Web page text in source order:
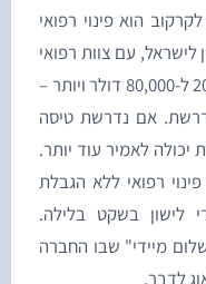
פינוי רפואי
עם צוות רפואי
מלא, ציוד ותנאי טיפול, עולה בין 20,000 ל-80,000 דולר ויותר –
אם נדרשת טיסה
עוד יותר.
ללא הגבלת
בשקט בלילה.
שבו החברה